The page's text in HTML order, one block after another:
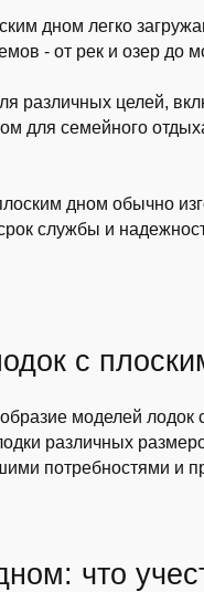
дном легко
- от рек и озер до
различных целей,
для семейного
дном обычно
службы и
с
моделей
различных
потребностями и
что